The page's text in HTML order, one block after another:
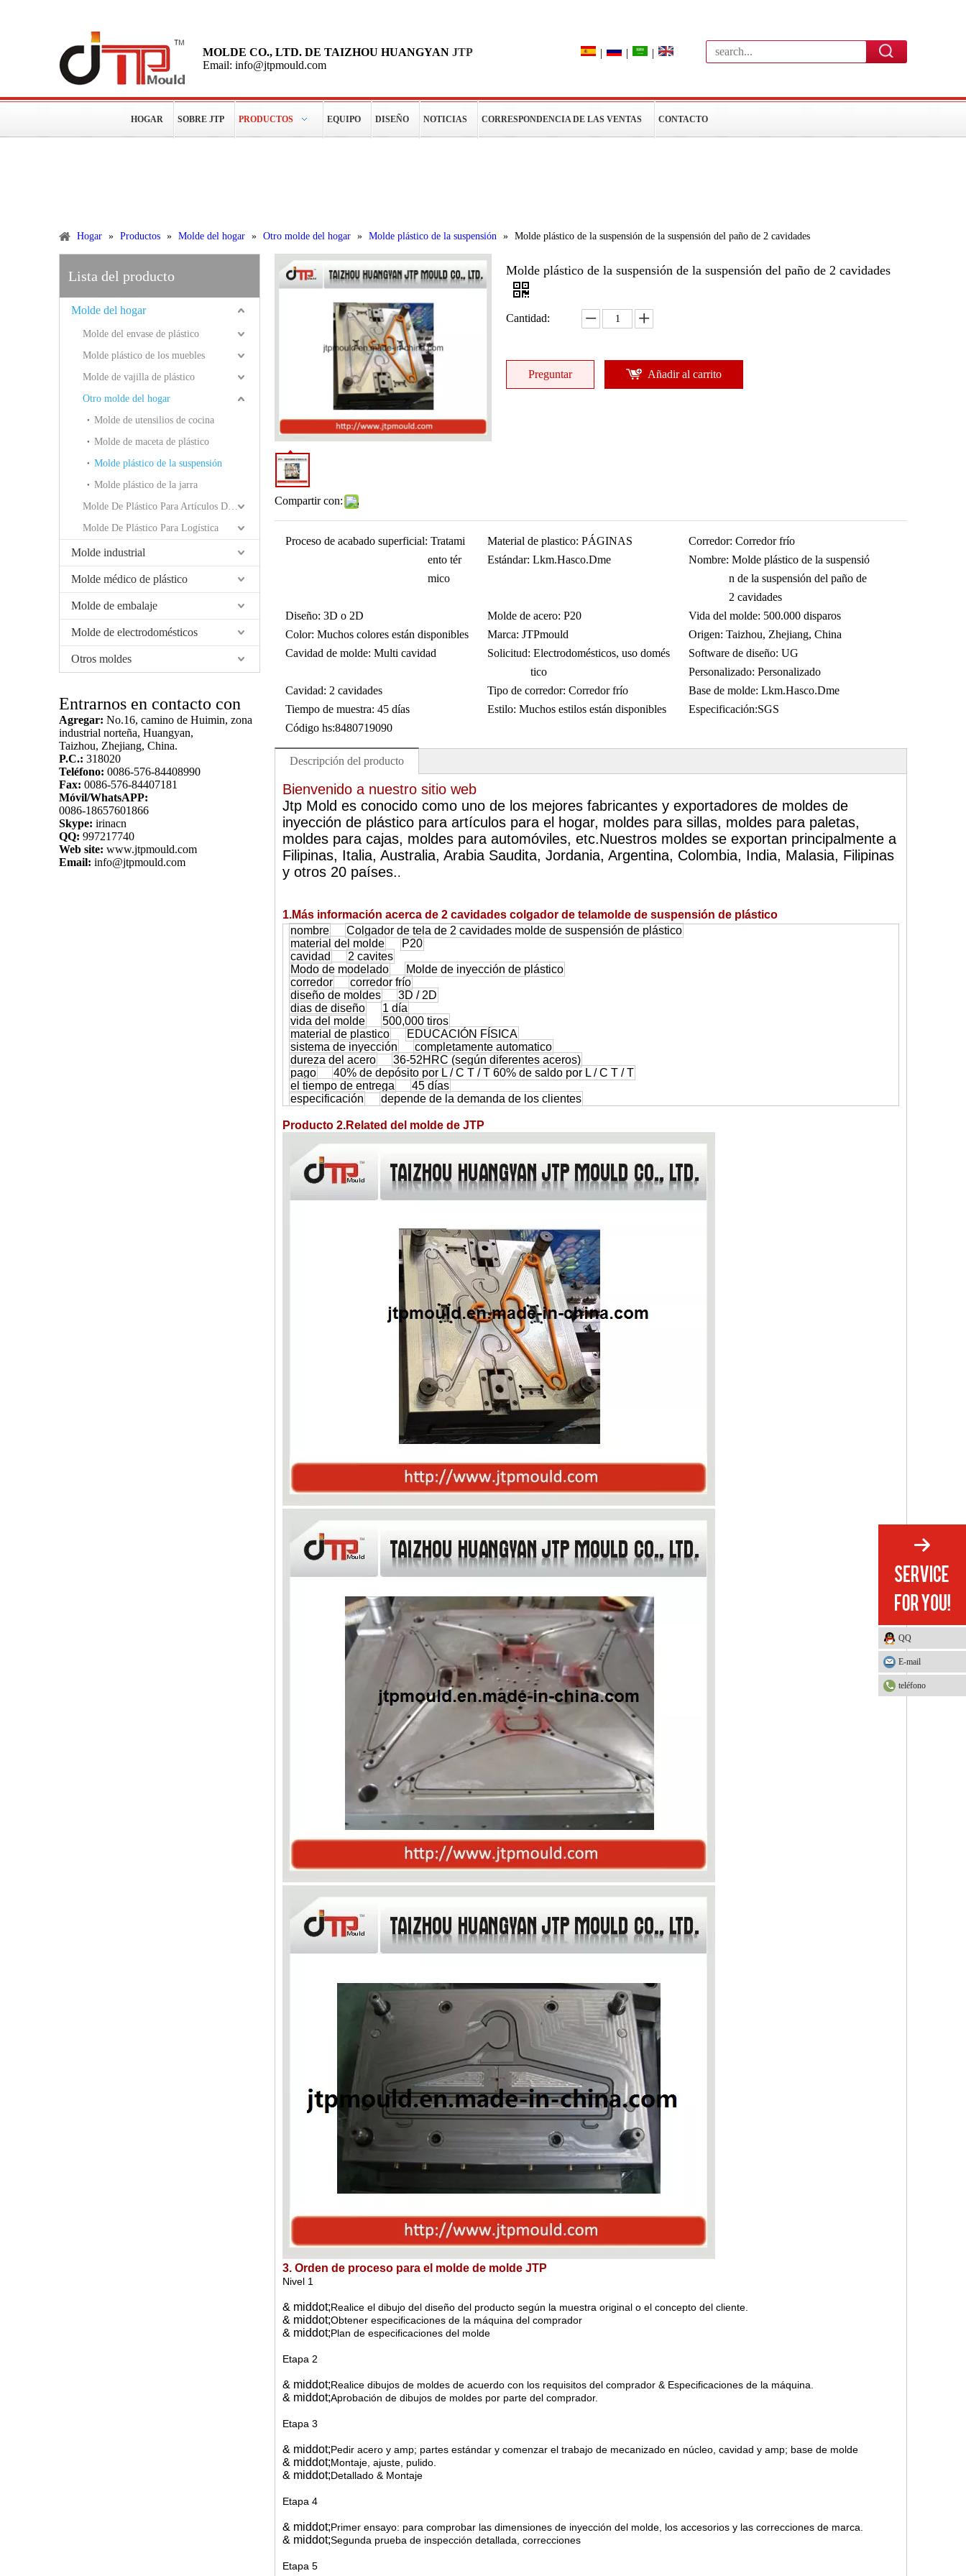
MOLDE CO., LTD. DE TAIZHOU HUANGYAN JTP
Email: info@jtpmould.com
| | |
HOGAR SOBRE JTP PRODUCTOS EQUIPO DISEÑO NOTICIAS CORRESPONDENCIA DE LAS VENTAS CONTACTO
Hogar » Productos » Molde del hogar » Otro molde del hogar » Molde plástico de la suspensión » Molde plástico de la suspensión de la suspensión del paño de 2 cavidades
Lista del producto
Molde del hogar
Molde del envase de plástico
Molde plástico de los muebles
Molde de vajilla de plástico
Otro molde del hogar
Molde de utensilios de cocina
Molde de maceta de plástico
Molde plástico de la suspensión
Molde plástico de la jarra
Molde De Plástico Para Artículos De Baño
Molde De Plástico Para Logística
Molde industrial
Molde médico de plástico
Molde de embalaje
Molde de electrodomésticos
Otros moldes
Entrarnos en contacto con
Agregar: No.16, camino de Huimin, zona
industrial norteña, Huangyan,
Taizhou, Zhejiang, China.
P.C.: 318020
Teléfono: 0086-576-84408990
Fax: 0086-576-84407181
Móvil/WhatsAPP:
0086-18657601866
Skype: irinacn
QQ: 997217740
Web site: www.jtpmould.com
Email: info@jtpmould.com
Compartir con:
Molde plástico de la suspensión de la suspensión del paño de 2 cavidades
Cantidad:
Preguntar Añadir al carrito
Proceso de acabado superficial: Tratami
ento tér
mico
Material de plastico: PÁGINAS Corredor: Corredor frío
Estándar: Lkm.Hasco.Dme Nombre: Molde plástico de la suspensió
n de la suspensión del paño de
2 cavidades
Diseño: 3D o 2D Molde de acero: P20 Vida del molde: 500.000 disparos
Color: Muchos colores están disponibles Marca: JTPmould Origen: Taizhou, Zhejiang, China
Cavidad de molde: Multi cavidad Solicitud: Electrodomésticos, uso domés
tico
Software de diseño: UG
Personalizado: Personalizado
Cavidad: 2 cavidades Tipo de corredor: Corredor frío Base de molde: Lkm.Hasco.Dme
Tiempo de muestra: 45 días Estilo: Muchos estilos están disponibles Especificación:SGS
Código hs:8480719090
Descripción del producto
Bienvenido a nuestro sitio web
Jtp Mold es conocido como uno de los mejores fabricantes y exportadores de moldes de
inyección de plástico para artículos para el hogar, moldes para sillas, moldes para paletas,
moldes para cajas, moldes para automóviles, etc.Nuestros moldes se exportan principalmente a
Filipinas, Italia, Australia, Arabia Saudita, Jordania, Argentina, Colombia, India, Malasia, Filipinas
y otros 20 países..
1.Más información acerca de 2 cavidades colgador de telamolde de suspensión de plástico
nombre
Colgador de tela de 2 cavidades molde de suspensión de plástico
material del molde
P20
cavidad
2 cavites
Modo de modelado
Molde de inyección de plástico
corredor
corredor frío
diseño de moldes
3D / 2D
dias de diseño
1 día
vida del molde
500,000 tiros
material de plastico
EDUCACIÓN FÍSICA
sistema de inyección
completamente automatico
dureza del acero
36-52HRC (según diferentes aceros)
pago
40% de depósito por L / C T / T 60% de saldo por L / C T / T
el tiempo de entrega
45 días
especificación
depende de la demanda de los clientes
Producto 2.Related del molde de JTP
3. Orden de proceso para el molde de molde JTP
Nivel 1
& middot;Realice el dibujo del diseño del producto según la muestra original o el concepto del cliente.
& middot;Obtener especificaciones de la máquina del comprador
& middot;Plan de especificaciones del molde
Etapa 2
& middot;Realice dibujos de moldes de acuerdo con los requisitos del comprador & Especificaciones de la máquina.
& middot;Aprobación de dibujos de moldes por parte del comprador.
Etapa 3
& middot;Pedir acero y amp; partes estándar y comenzar el trabajo de mecanizado en núcleo, cavidad y amp; base de molde
& middot;Montaje, ajuste, pulido.
& middot;Detallado & Montaje
Etapa 4
& middot;Primer ensayo: para comprobar las dimensiones de inyección del molde, los accesorios y las correcciones de marca.
& middot;Segunda prueba de inspección detallada, correcciones
Etapa 5
QQ
E-mail
teléfono